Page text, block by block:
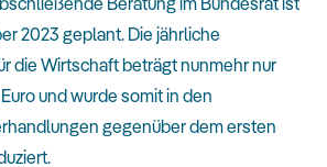
2023 geplant. Die jährliche
die Wirtschaft beträgt nunmehr nur
und wurde somit in den
gegenüber dem ersten